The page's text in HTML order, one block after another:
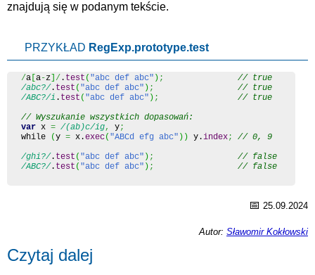
znajdują się w podanym tekście.
PRZYKŁAD RegExp.prototype.test
/a a-z / . test ( "abc def abc" ) ;
// true
/abc?/ . test ( "abc def abc" ) ;
// true
/ABC?/i . test ( "abc def abc" ) ;
// true
// Wyszukanie wszystkich dopasowań:
var x = /(ab)c/ig, y;
while
(y = x.exec( "ABCd efg abc" ) ) y.index;
// 0, 9
/ghi?/ . test ( "abc def abc" ) ;
// false
/ABC?/ . test ( "abc def abc" ) ; // false
📅 25.09.2024
Autor: Sławomir Kokłowski
Czytaj dalej